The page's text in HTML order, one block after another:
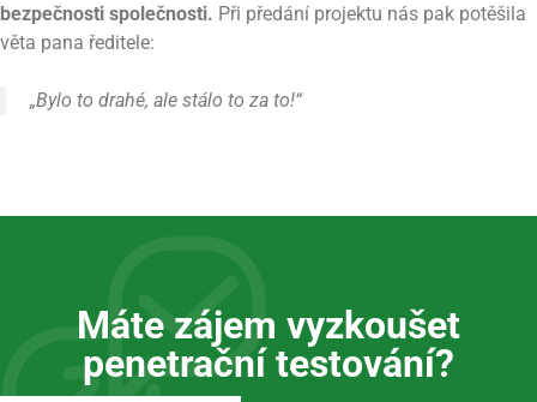
bezpečnosti společnosti. Při předání projektu nás pak potěšila
věta pana ředitele:
„Bylo to drahé, ale stálo to za to!“
Máte zájem vyzkoušet
penetrační testování?